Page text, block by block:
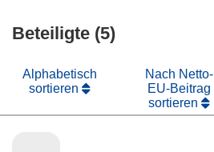
Beteiligte (5)
Alphabetisch
sortieren
Nach Netto-
EU-Beitrag
sortieren